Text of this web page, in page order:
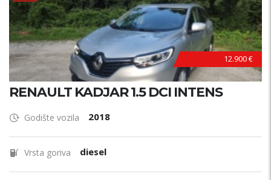
12.900 €
RENAULT KADJAR 1.5 DCI INTENS
Godište vozila 2018
Vrsta goriva diesel